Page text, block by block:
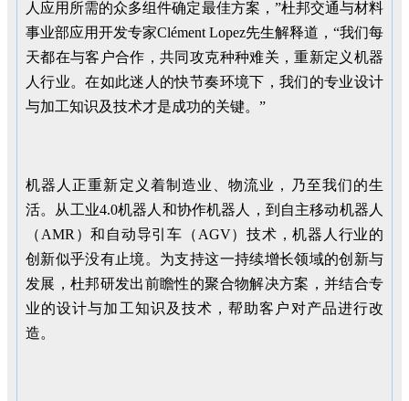
人应用所需的众多组件确定最佳方案，”杜邦交通与材料
事业部应用开发专家Clément Lopez先生解释道，“我们每
天都在与客户合作，共同攻克种种难关，重新定义机器
人行业。在如此迷人的快节奏环境下，我们的专业设计
与加工知识及技术才是成功的关键。”
机器人正重新定义着制造业、物流业，乃至我们的生
活。从工业4.0机器人和协作机器人，到自主移动机器人
（AMR）和自动导引车（AGV）技术，机器人行业的
创新似乎没有止境。为支持这一持续增长领域的创新与
发展，杜邦研发出前瞻性的聚合物解决方案，并结合专
业的设计与加工知识及技术，帮助客户对产品进行改
造。